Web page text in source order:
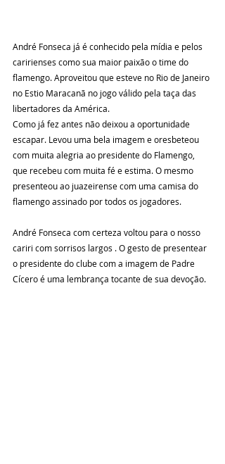
André Fonseca já é conhecido pela mídia e pelos
caririenses como sua maior paixão o time do
flamengo. Aproveitou que esteve no Rio de Janeiro
no Estio Maracanã no jogo válido pela taça das
libertadores da América.
Como já fez antes não deixou a oportunidade
escapar. Levou uma bela imagem e oresbeteou
com muita alegria ao presidente do Flamengo,
que recebeu com muita fé e estima. O mesmo
presenteou ao juazeirense com uma camisa do
flamengo assinado por todos os jogadores.
André Fonseca com certeza voltou para o nosso
cariri com sorrisos largos . O gesto de presentear
o presidente do clube com a imagem de Padre
Cícero é uma lembrança tocante de sua devoção.